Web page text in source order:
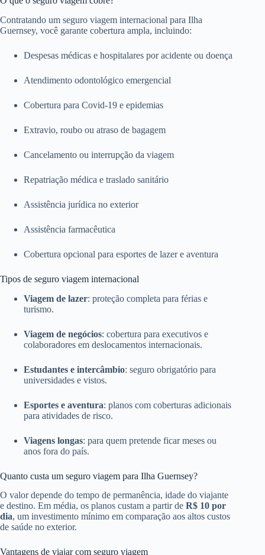
Contratando um seguro viagem internacional para Ilha
Guernsey, você garante cobertura ampla, incluindo:
Despesas médicas e hospitalares por acidente ou doença
Atendimento odontológico emergencial
Cobertura para Covid-19 e epidemias
Extravio, roubo ou atraso de bagagem
Cancelamento ou interrupção da viagem
Repatriação médica e traslado sanitário
Assistência jurídica no exterior
Assistência farmacêutica
Cobertura opcional para esportes de lazer e aventura
Tipos de seguro viagem internacional
Viagem de lazer: proteção completa para férias e
turismo.
Viagem de negócios: cobertura para executivos e
colaboradores em deslocamentos internacionais.
Estudantes e intercâmbio: seguro obrigatório para
universidades e vistos.
Esportes e aventura: planos com coberturas adicionais
para atividades de risco.
Viagens longas: para quem pretende ficar meses ou
anos fora do país.
Quanto custa um seguro viagem para Ilha Guernsey?
O valor depende do tempo de permanência, idade do viajante
e destino. Em média, os planos custam a partir de R$ 10 por
dia, um investimento mínimo em comparação aos altos custos
de saúde no exterior.
Vantagens de viajar com seguro viagem